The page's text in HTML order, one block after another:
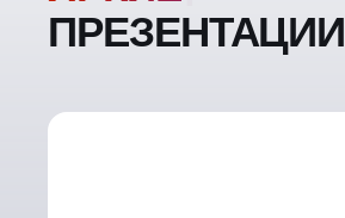
ПРЕЗЕНТАЦИИ